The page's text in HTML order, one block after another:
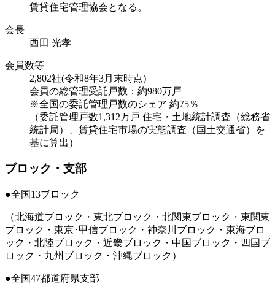
賃貸住宅管理協会となる。
会長
西田 光孝
会員数等
2,802社(令和8年3月末時点)
会員の総管理受託戸数：約980万戸
※全国の委託管理戸数のシェア 約75％
（委託管理戸数1,312万戸 住宅・土地統計調査（総務省
統計局）、賃貸住宅市場の実態調査（国土交通省）を
基に算出）
ブロック・支部
●全国13ブロック
（北海道ブロック・東北ブロック・北関東ブロック・東関東
ブロック・東京･甲信ブロック・神奈川ブロック・東海ブロ
ック・北陸ブロック・近畿ブロック・中国ブロック・四国ブ
ロック・九州ブロック・沖縄ブロック）
●全国47都道府県支部